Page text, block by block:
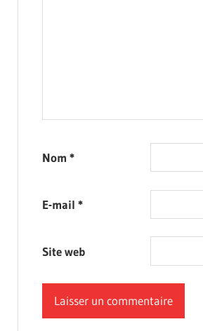
Nom *
E-mail *
Site web